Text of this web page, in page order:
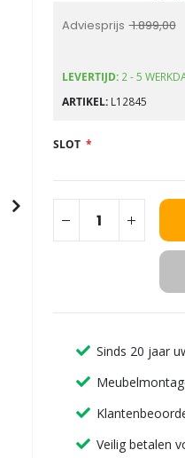
gallerij
Adviesprijs 1.899,00
LEVERTIJD: 2 - 5
ARTIKEL L12845
SLOT
Sinds 20 jaar
Veilig betalen